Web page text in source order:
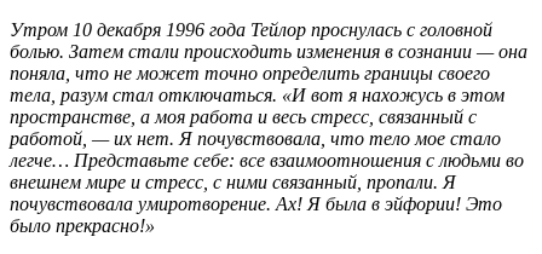
Утром 10 декабря 1996 года Тейлор проснулась с головной
болью. Затем стали происходить изменения в сознании — она
поняла, что не может точно определить границы своего
тела, разум стал отключаться. «И вот я нахожусь в этом
пространстве, а моя работа и весь стресс, связанный с
работой, — их нет. Я почувствовала, что тело мое стало
легче… Представьте себе: все взаимоотношения с людьми во
внешнем мире и стресс, с ними связанный, пропали. Я
почувствовала умиротворение. Ах! Я была в эйфории! Это
было прекрасно!»